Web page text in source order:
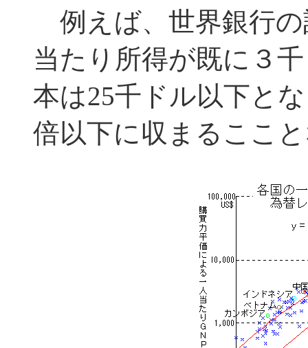
例えば、世界銀行
当たり所得が既に３
本は25千ドル以下と
倍以下に収まるここ